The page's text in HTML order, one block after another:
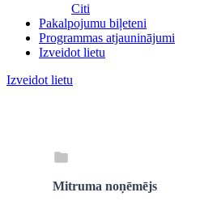
Citi
Pakalpojumu biļeteni
Programmas atjauninājumi
Izveidot lietu
Izveidot lietu
Mitruma noņēmējs